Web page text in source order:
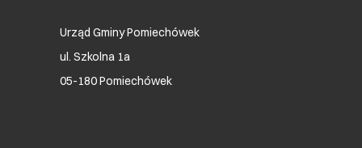
Urząd Gminy Pomiechówek
ul. Szkolna 1a
05-180 Pomiechówek